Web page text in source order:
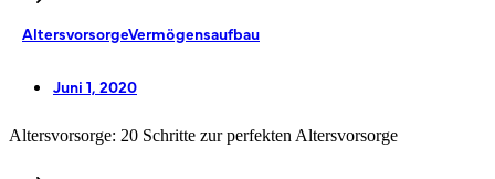
AltersvorsorgeVermögensaufbau
Juni 1, 2020
Altersvorsorge: 20 Schritte zur perfekten Altersvorsorge